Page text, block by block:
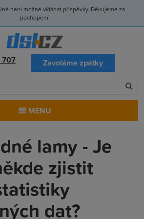
není možné vkládat příspěvky. Děkujeme za
pochopení.
Zavoláme zpátky
MENU
lamy - Je
zjistit
dat?